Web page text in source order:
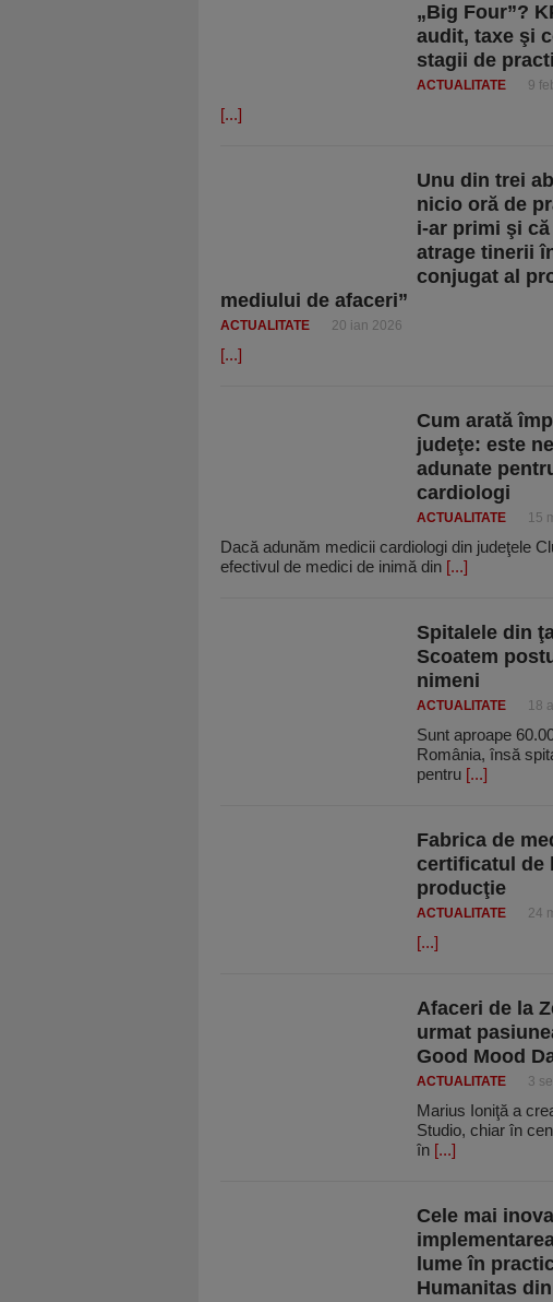
„Big Four”?
audit, taxe şi
stagii de
ACTUALITATE 9
[...]
Unu din trei
nicio oră de
i-ar primi şi
atrage tinerii
conjugat al
mediului de afaceri”
ACTUALITATE 20 ian 2026
[...]
Cum arată
judeţe: este
adunate
cardiologi
ACTUALITATE 15
Dacă adunăm medicii cardiologi din ju­deţele
efectivul de medici de inimă din [...]
Spitalele din
Scoatem
nimeni
ACTUALITATE 18
Sunt aproape
România, însă
pentru [...]
Fabrica de
certificatul de
producţie
ACTUALITATE 24
[...]
Afaceri de la
urmat
Good Mood
ACTUALITATE 3
Marius Ioniţă a
Studio, chiar în
în [...]
Cele mai
lume în
Humanitas